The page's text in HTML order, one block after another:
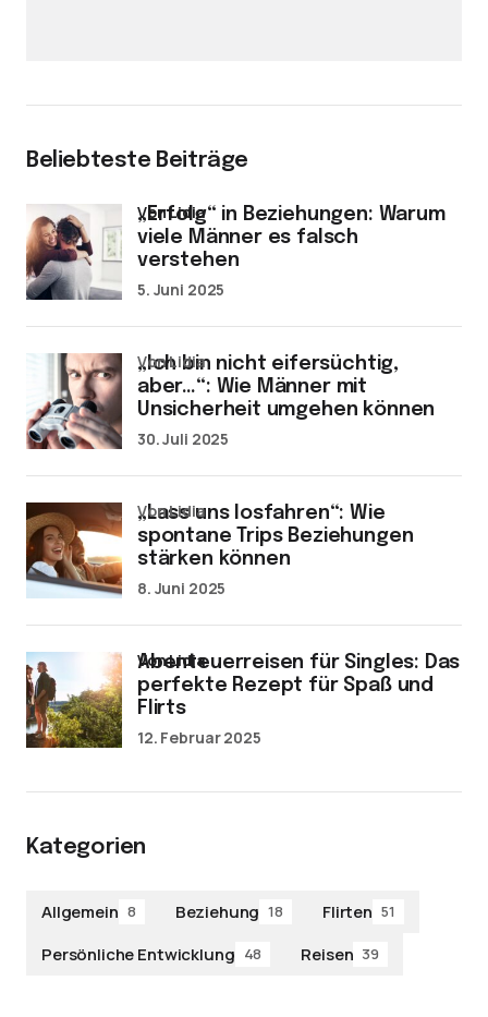
Beliebteste Beiträge
„Erfolg“ in Beziehungen: Warum
viele Männer es falsch
verstehen
von Lidia
5. Juni 2025
„Ich bin nicht eifersüchtig,
aber…“: Wie Männer mit
Unsicherheit umgehen können
von Lidia
30. Juli 2025
„Lass uns losfahren“: Wie
spontane Trips Beziehungen
stärken können
von Lidia
8. Juni 2025
Abenteuerreisen für Singles: Das
perfekte Rezept für Spaß und
Flirts
von Lidia
12. Februar 2025
Kategorien
Allgemein 8 Beziehung 18 Flirten 51
Persönliche Entwicklung 48 Reisen 39